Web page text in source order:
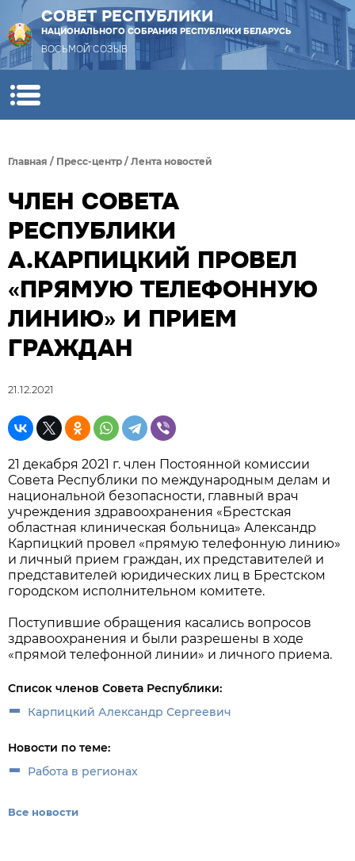
СОВЕТ РЕСПУБЛИКИ
НАЦИОНАЛЬНОГО СОБРАНИЯ РЕСПУБЛИКИ БЕЛАРУСЬ
ВОСЬМОЙ СОЗЫВ
Главная / Пресс-центр / Лента новостей
ЧЛЕН СОВЕТА
РЕСПУБЛИКИ
А.КАРПИЦКИЙ ПРОВЕЛ
«ПРЯМУЮ ТЕЛЕФОННУЮ
ЛИНИЮ» И ПРИЕМ
ГРАЖДАН
21.12.2021
21 декабря 2021 г. член Постоянной комиссии
Совета Республики по международным делам и
национальной безопасности, главный врач
учреждения здравоохранения «Брестская
областная клиническая больница» Александр
Карпицкий провел «прямую телефонную линию»
и личный прием граждан, их представителей и
представителей юридических лиц в Брестском
городском исполнительном комитете.
Поступившие обращения касались вопросов
здравоохранения и были разрешены в ходе
«прямой телефонной линии» и личного приема.
Список членов Совета Республики:
Карпицкий Александр Сергеевич
Новости по теме:
Работа в регионах
Все новости